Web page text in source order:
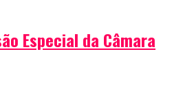
Especial da Câmara